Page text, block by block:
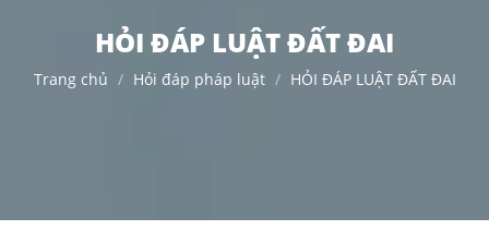
TỤC
HỎI ĐÁP LUẬT ĐẤT ĐAI
Trang chủ Hỏi đáp pháp luật HỎI ĐÁP LUẬT ĐẤT ĐAI